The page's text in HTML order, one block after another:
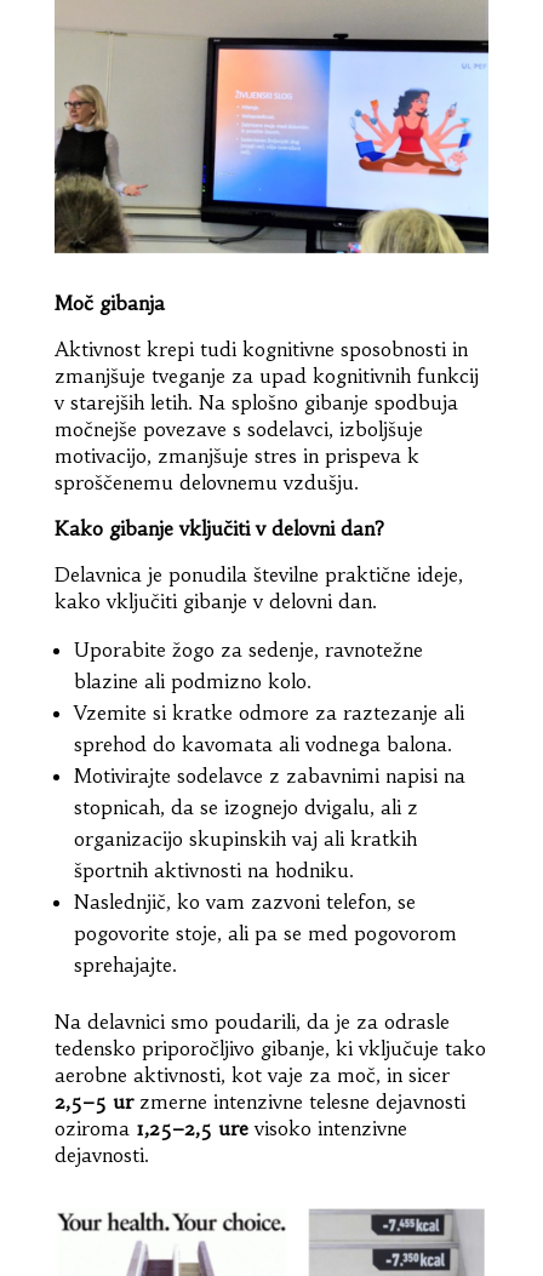
Moč gibanja
Aktivnost krepi tudi kognitivne sposobnosti in
zmanjšuje tveganje za upad kognitivnih funkcij
v starejših letih. Na splošno gibanje spodbuja
močnejše povezave s sodelavci, izboljšuje
motivacijo, zmanjšuje stres in prispeva k
sproščenemu delovnemu vzdušju.
Kako gibanje vključiti v delovni dan?
Delavnica je ponudila številne praktične ideje,
kako vključiti gibanje v delovni dan.
Uporabite žogo za sedenje, ravnotežne
blazine ali podmizno kolo.
Vzemite si kratke odmore za raztezanje ali
sprehod do kavomata ali vodnega balona.
Motivirajte sodelavce z zabavnimi napisi na
stopnicah, da se izognejo dvigalu, ali z
organizacijo skupinskih vaj ali kratkih
športnih aktivnosti na hodniku.
Naslednjič, ko vam zazvoni telefon, se
pogovorite stoje, ali pa se med pogovorom
sprehajajte.
Na delavnici smo poudarili, da je za odrasle
tedensko priporočljivo gibanje, ki vključuje tako
aerobne aktivnosti, kot vaje za moč, in sicer
2,5–5 urzmerne intenzivne telesne dejavnosti
oziroma 1,25–2,5 urevisoko intenzivne
dejavnosti.